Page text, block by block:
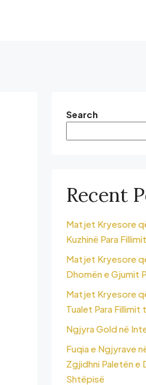
Search
Recent
Matjet Kryesore
Kuzhinë Para
Matjet Kryesore
Dhomën e Gjumit
Matjet Kryesore
Tualet Para Fillimit
Ngjyra Gold në
Fuqia e Ngjyrave
Zgjidhni Paletën e
Shtëpisë